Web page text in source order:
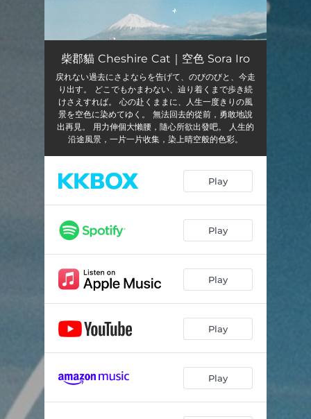
柴郡貓 Cheshire Cat｜空色 Sora Iro
戻れない過去にさよならを告げて、のびのびと、今走
り出す。 どこでもかまわない、辿り着くまで歩き続
けさえすれば。 心の赴くままに、人生一度きりの風
景を空色に染めてゆく。 無法回去的從前，勇敢地說
出再見。 用力伸個大懶腰，隨心所欲出發吧。 人生的
沿途風景，一片一片收集，染上晴空般的色彩。
Play
Play
Play
Play
Play